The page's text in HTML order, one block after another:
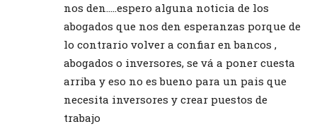
nos den…..espero alguna noticia de los
abogados que nos den esperanzas porque de
lo contrario volver a confiar en bancos ,
abogados o inversores, se vá a poner cuesta
arriba y eso no es bueno para un pais que
necesita inversores y crear puestos de
trabajo